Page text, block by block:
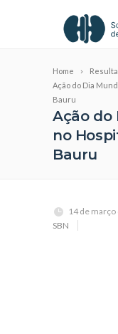
Home
Ação do Dia
Bauru
Ação do
no
Bauru
14 de março
SBN